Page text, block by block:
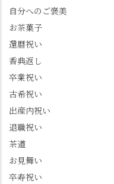
ずは北川 私のアカウン
グルメをメインに発
信。お店選びの参考な
どにご利用いただける
の情報を詳しく知りた
い人は、下記アカウン
トもあわせてチェック
@sense_nagaokakyo 長岡
京市観光協会
自分へのご褒美
お茶菓子
還暦祝い
香典返し
卒業祝い
古希祝い
出産内祝い
退職祝い
茶道
お見舞い
卒寿祝い